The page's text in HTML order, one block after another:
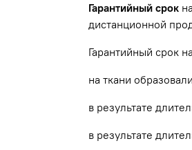
Гарантийный срок
дистанционной
Гарантийный срок
на ткани
в результате
в результате